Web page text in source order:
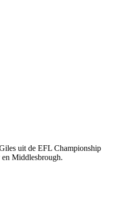
uit de EFL Championship
Middlesbrough.